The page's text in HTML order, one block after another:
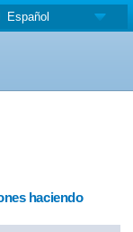
Español
haciendo